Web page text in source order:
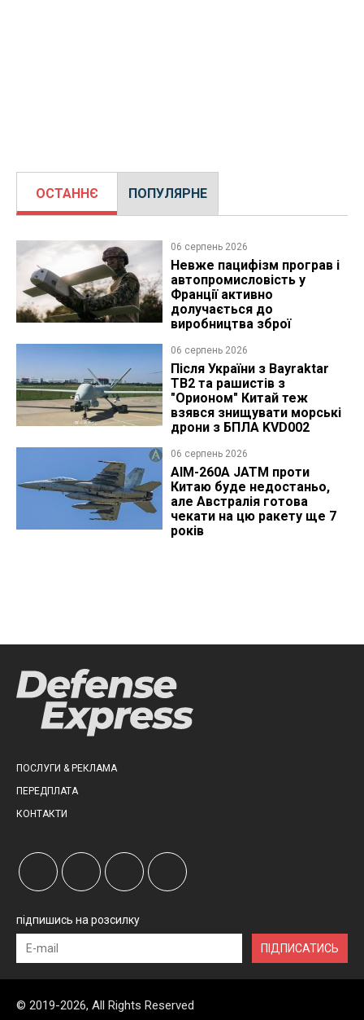
ОСТАННЄ ПОПУЛЯРНЕ
06 серпень 2026
Невже пацифізм програв і
автопромисловість у
Франції активно
долучається до
виробництва зброї
06 серпень 2026
Після України з Bayraktar
TB2 та рашистів з
"Орионом" Китай теж
взявся знищувати морські
дрони з БПЛА KVD002
06 серпень 2026
AIM-260A JATM проти
Китаю буде недостаньо,
але Австралія готова
чекати на цю ракету ще 7
років
ПОСЛУГИ & РЕКЛАМА
ПЕРЕДПЛАТА
КОНТАКТИ
підпишись на розсилку
ПІДПИСАТИСЬ
© 2019-2026, All Rights Reserved